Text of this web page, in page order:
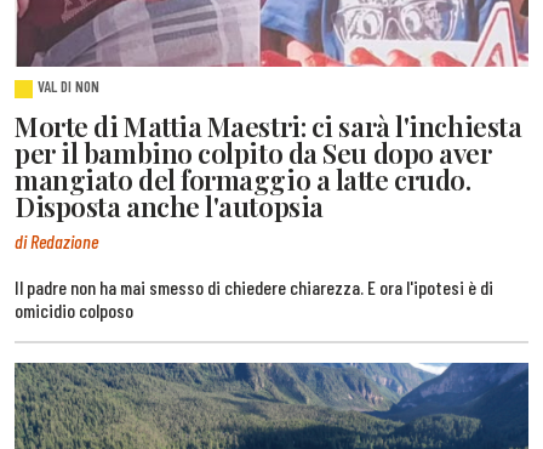
VAL DI NON
Morte di Mattia Maestri: ci sarà l'inchiesta
per il bambino colpito da Seu dopo aver
mangiato del formaggio a latte crudo.
Disposta anche l'autopsia
di Redazione
Il padre non ha mai smesso di chiedere chiarezza. E ora l'ipotesi è di
omicidio colposo